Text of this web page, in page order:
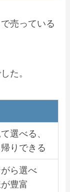
売っている
た。
選べる、
りできる
ら選べ
豊富